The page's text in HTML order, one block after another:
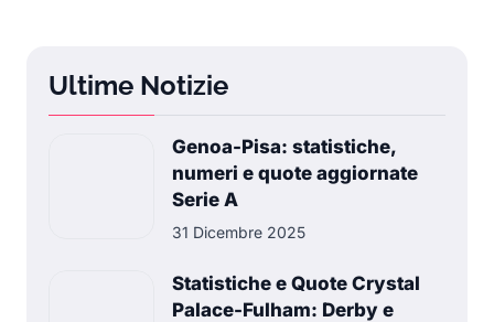
Ultime Notizie
Genoa-Pisa: statistiche,
numeri e quote aggiornate
Serie A
31 Dicembre 2025
Statistiche e Quote Crystal
Palace-Fulham: Derby e